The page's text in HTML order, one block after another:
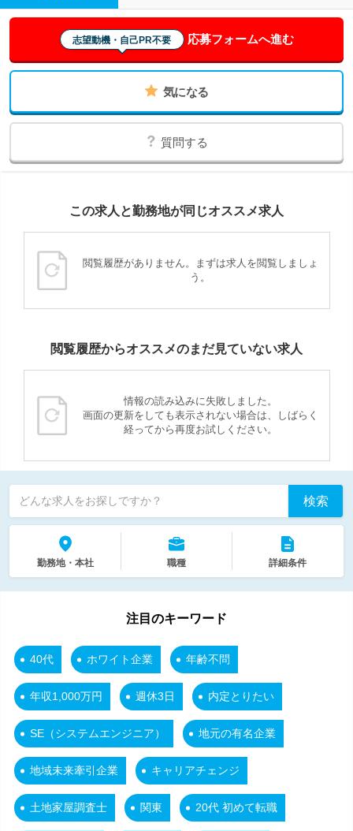
志望動機・自己PR不要 応募フォームへ進む
気になる
質問する
この求人と勤務地が同じオススメ求人
閲覧履歴がありません。まずは求人を閲覧しましょ
う。
閲覧履歴からオススメのまだ見ていない求人
情報の読み込みに失敗しました。
画面の更新をしても表示されない場合は、しばらく
経ってから再度お試しください。
どんな求人をお探しですか？ 検索
勤務地・本社 職種 詳細条件
注目のキーワード
40代 ホワイト企業 年齢不問
年収1,000万円 週休3日 内定とりたい
SE（システムエンジニア） 地元の有名企業
地域未来牽引企業 キャリアチェンジ
土地家屋調査士 関東 20代 初めて転職